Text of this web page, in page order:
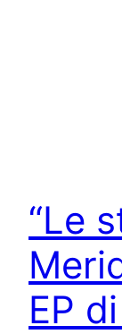
“Le
EP